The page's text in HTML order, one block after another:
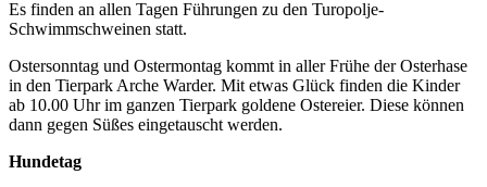
Es finden an allen Tagen Führungen zu den Turopolje-
Schwimmschweinen statt.
Ostersonntag und Ostermontag kommt in aller Frühe der Osterhase
in den Tierpark Arche Warder. Mit etwas Glück finden die Kinder
ab 10.00 Uhr im ganzen Tierpark goldene Ostereier. Diese können
dann gegen Süßes eingetauscht werden.
Hundetag